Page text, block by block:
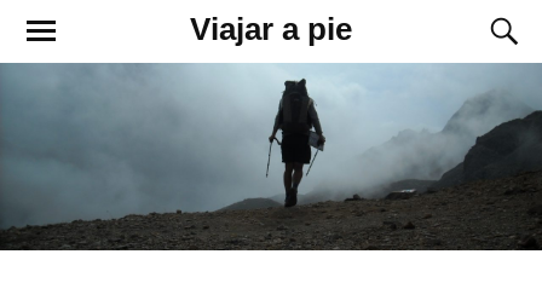
Viajar a pie